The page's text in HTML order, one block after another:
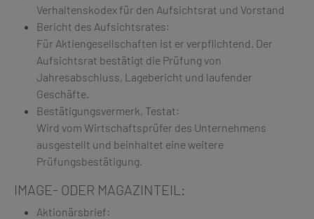
Verhaltenskodex für den Aufsichtsrat und Vorstand
Bericht des Aufsichtsrates:
Für Aktiengesellschaften ist er verpflichtend. Der
Aufsichtsrat bestätigt die Prüfung von
Jahresabschluss, Lagebericht und laufender
Geschäfte.
Bestätigungsvermerk, Testat:
Wird vom Wirtschaftsprüfer des Unternehmens
ausgestellt und beinhaltet eine weitere
Prüfungsbestätigung.
IMAGE- ODER MAGAZINTEIL:
Aktionärsbrief: